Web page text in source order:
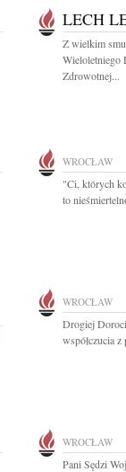
LECH
Z wielkim
Wieloletniego
Zdrowotnej...
WROCŁAW
"Ci, których
to
WROCŁAW
Drogiej
współczucia
WROCŁAW
Pani Sędzi